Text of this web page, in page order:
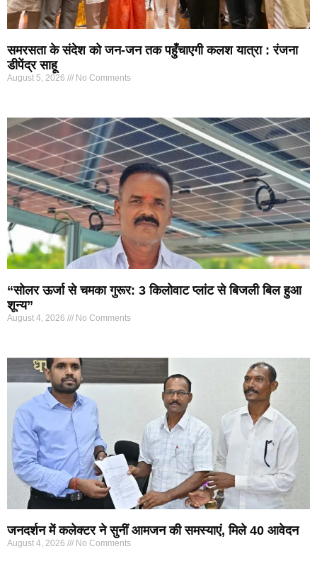
समरसता के संदेश को जन-जन तक पहुँचाएगी कलश यात्रा : रंजना
डीपेंद्र साहू
August 5, 2026 No Comments
“सोलर ऊर्जा से चमका गुरूर: 3 किलोवाट प्लांट से बिजली बिल हुआ
शून्य”
August 4, 2026 No Comments
जनदर्शन में कलेक्टर ने सुनीं आमजन की समस्याएं, मिले 40 आवेदन
August 4, 2026 No Comments